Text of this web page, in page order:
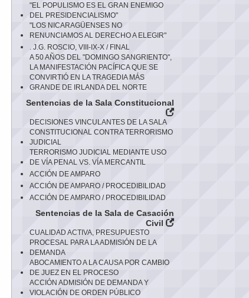
"EL POPULISMO ES EL GRAN ENEMIGO
DEL PRESIDENCIALISMO"
"LOS NICARAGÜENSES NO
RENUNCIAMOS AL DERECHO A ELEGIR"
. J.G. ROSCIO, VIII-IX-X / FINAL
A 50 AÑOS DEL "DOMINGO SANGRIENTO",
LA MANIFESTACIÓN PACÍFICA QUE SE
CONVIRTIÓ EN LA TRAGEDIA MÁS
GRANDE DE IRLANDA DEL NORTE
Sentencias de la Sala Constitucional
DECISIONES VINCULANTES DE LA SALA
CONSTITUCIONAL CONTRA TERRORISMO
JUDICIAL
TERRORISMO JUDICIAL MEDIANTE USO
DE VÍA PENAL VS. VÍA MERCANTIL
ACCIÓN DE AMPARO
ACCIÓN DE AMPARO / PROCEDIBILIDAD
ACCIÓN DE AMPARO / PROCEDIBILIDAD
Sentencias de la Sala de Casación
Civil
CUALIDAD ACTIVA, PRESUPUESTO
PROCESAL PARA LA ADMISIÓN DE LA
DEMANDA
ABOCAMIENTO A LA CAUSA POR CAMBIO
DE JUEZ EN EL PROCESO
ACCIÓN ADMISIÓN DE DEMANDA Y
VIOLACIÓN DE ORDEN PÚBLICO